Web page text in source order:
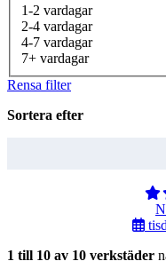
1-2 vardagar
2-4 vardagar
4-7 vardagar
7+ vardagar
Rensa filter
Sortera efter
1 till 10 av 10 verkstäder